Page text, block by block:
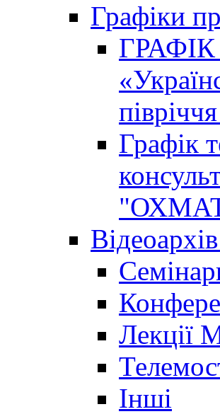
Графіки
ГРАФІК
Графік
Лекції
Інші